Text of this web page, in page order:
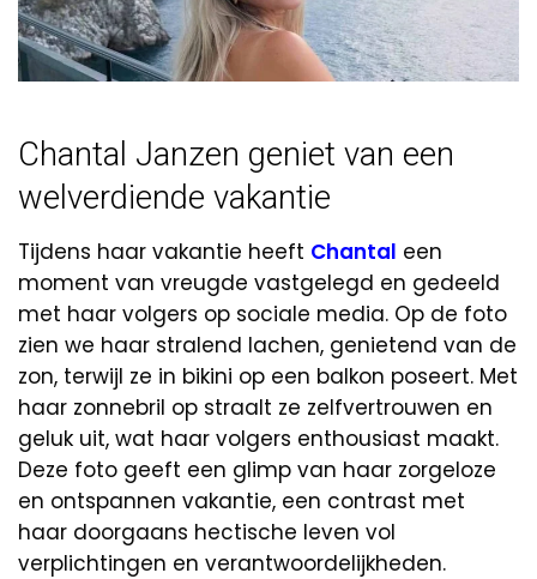
Chantal Janzen geniet van een
welverdiende vakantie
Tijdens haar vakantie heeft Chantal een
moment van vreugde vastgelegd en gedeeld
met haar volgers op sociale media. Op de foto
zien we haar stralend lachen, genietend van de
zon, terwijl ze in bikini op een balkon poseert. Met
haar zonnebril op straalt ze zelfvertrouwen en
geluk uit, wat haar volgers enthousiast maakt.
Deze foto geeft een glimp van haar zorgeloze
en ontspannen vakantie, een contrast met
haar doorgaans hectische leven vol
verplichtingen en verantwoordelijkheden.